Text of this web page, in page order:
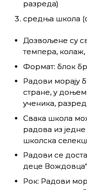
разреда)
средња школа
Дозвољене су
темпера, колаж,
Формат: блок
Радови морају
стране, у
ученика,
Свака школа
радова из једне
школска
Радови се
деце
Рок: Радови